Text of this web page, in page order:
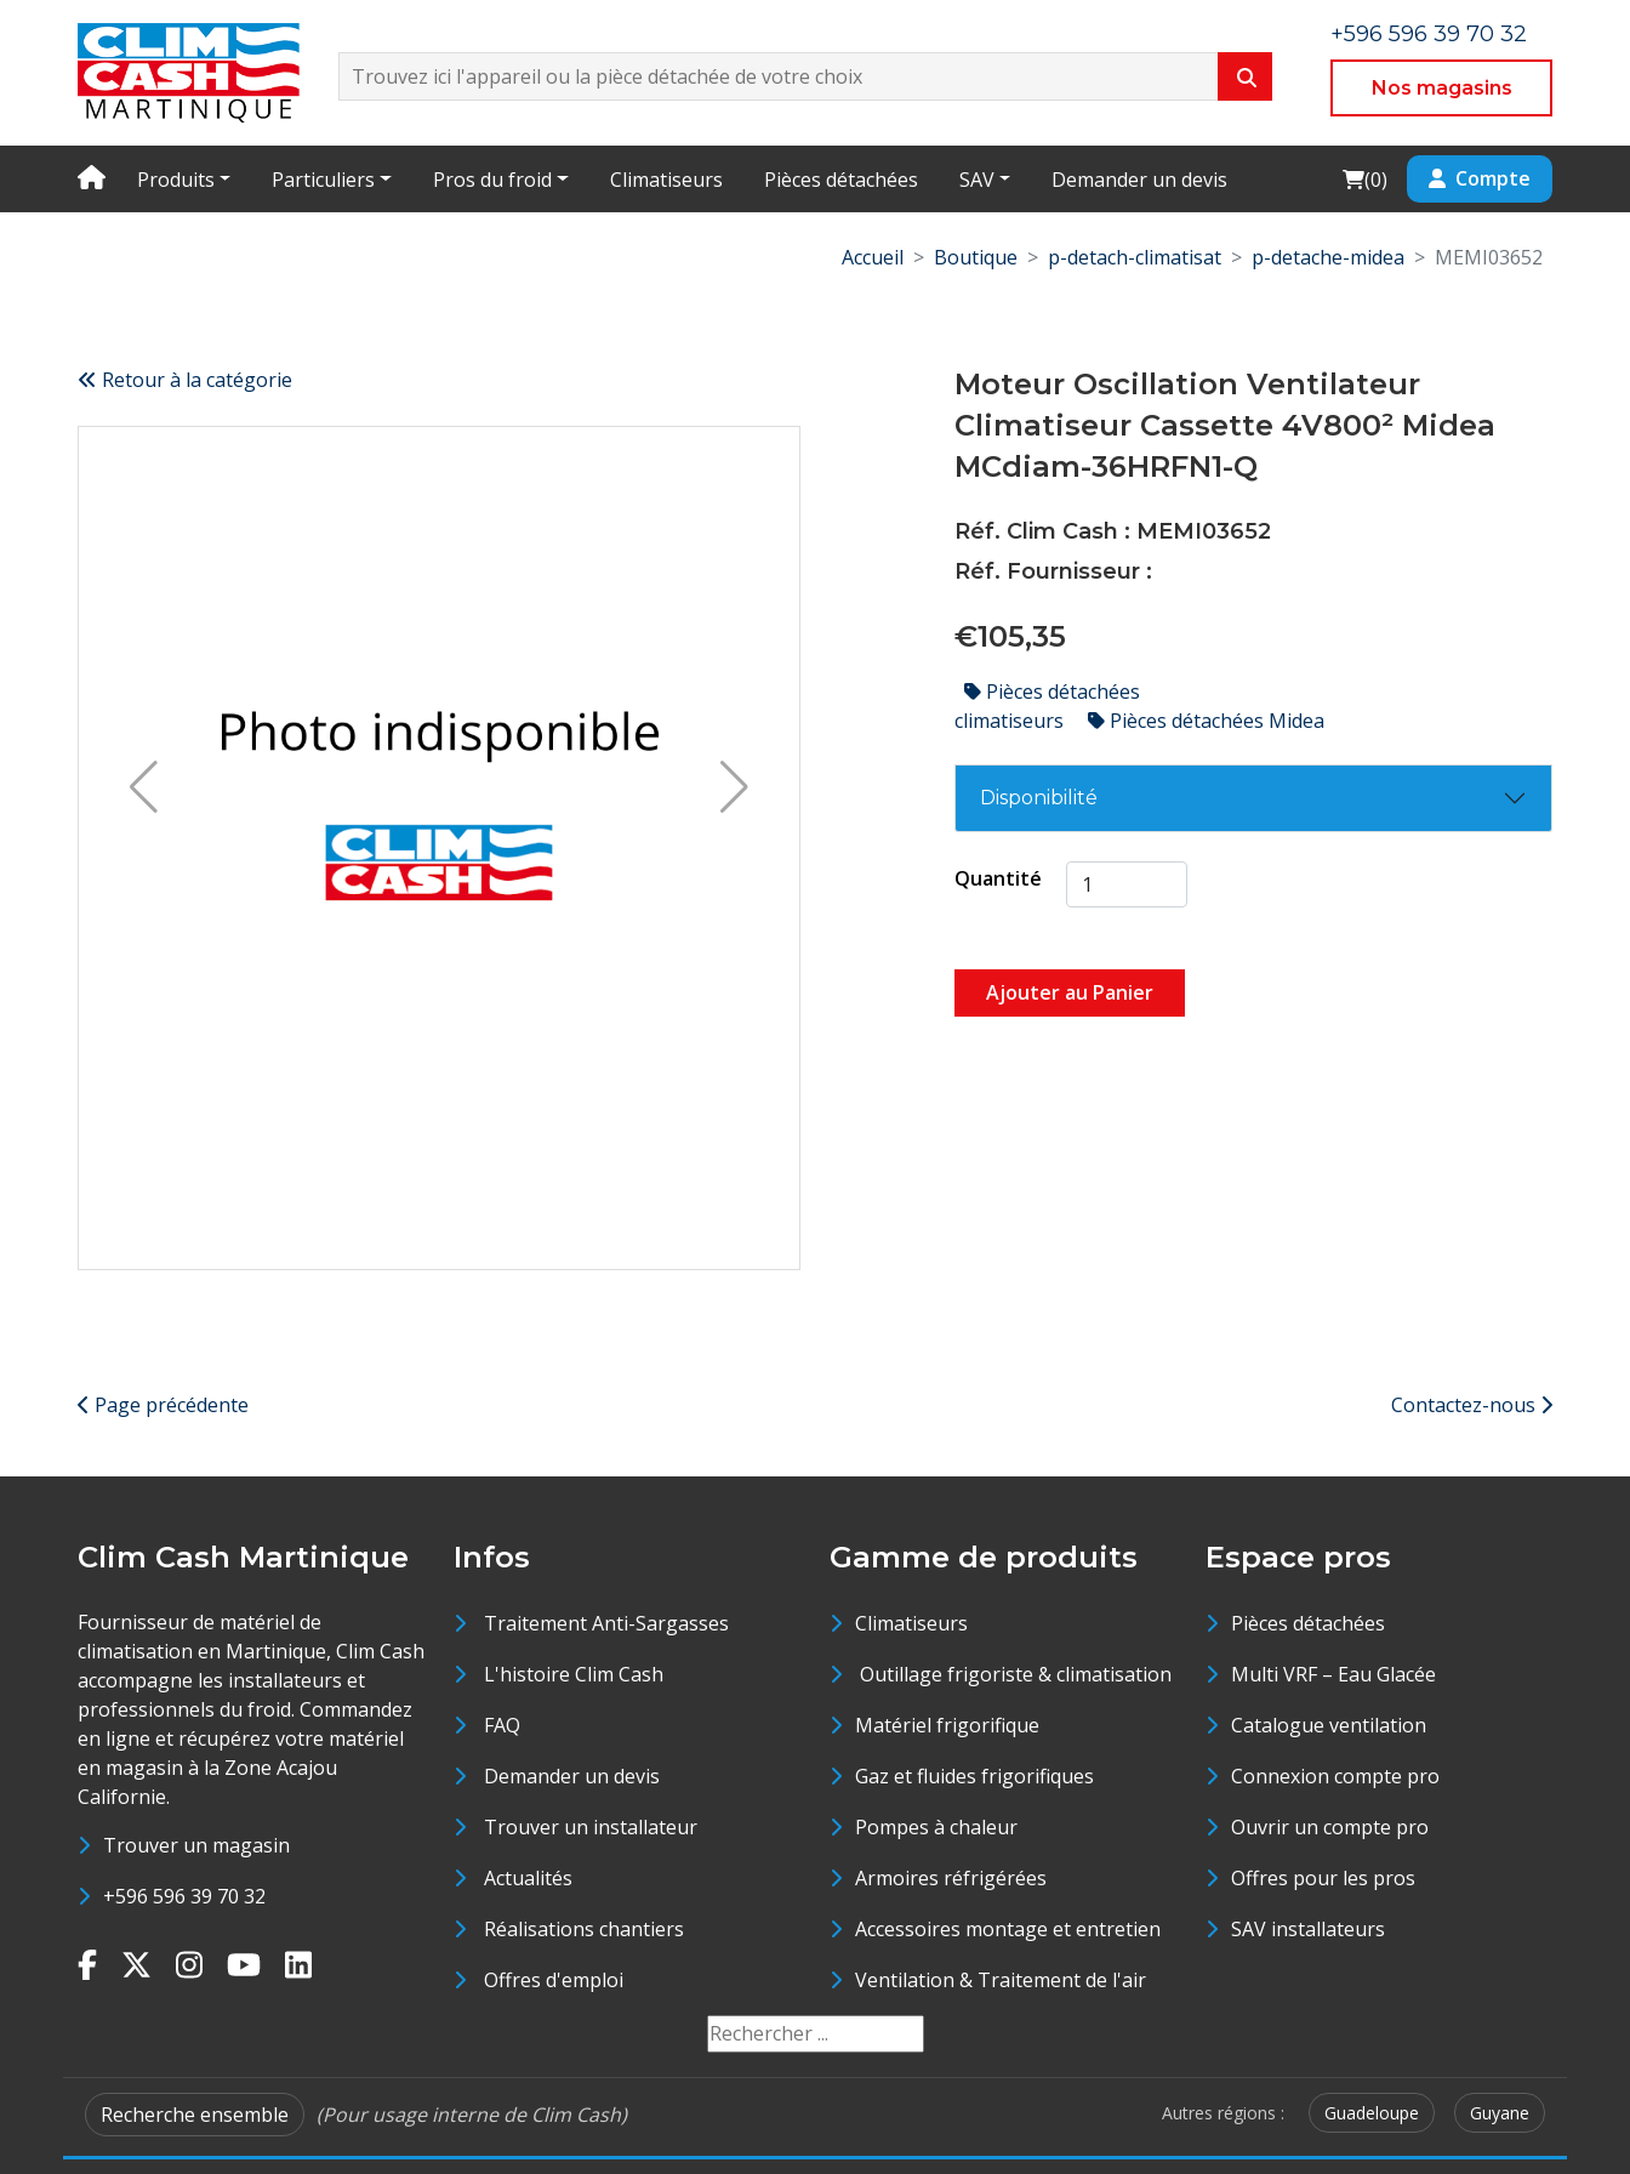
+596 596 39 70 32
Nos magasins
Produits Particuliers Pros du froid Climatiseurs Pièces détachées SAV Demander un devis Cart
(0) Compte
Accueil Boutique p-detach-climatisat p-detache-midea MEMI03652
Retour à la catégorie
Moteur Oscillation Ventilateur
Climatiseur Cassette 4V800² Midea
MCdiam-36HRFN1-Q
Réf. Clim Cash : MEMI03652
Réf. Fournisseur :
€105,35
Pièces détachées
climatiseurs
Pièces détachées Midea
Disponibilité
Quantité
Ajouter au Panier
Page précédente Contactez-nous
Clim Cash Martinique
Fournisseur de matériel de
climatisation en Martinique, Clim Cash
accompagne les installateurs et
professionnels du froid. Commandez
en ligne et récupérez votre matériel
en magasin à la Zone Acajou
Californie.
Trouver un magasin
+596 596 39 70 32
Infos
Traitement Anti-Sargasses
L'histoire Clim Cash
FAQ
Demander un devis
Trouver un installateur
Actualités
Réalisations chantiers
Offres d'emploi
Gamme de produits
Climatiseurs
Outillage frigoriste & climatisation
Matériel frigorifique
Gaz et fluides frigorifiques
Pompes à chaleur
Armoires réfrigérées
Accessoires montage et entretien
Ventilation & Traitement de l'air
Espace pros
Pièces détachées
Multi VRF – Eau Glacée
Catalogue ventilation
Connexion compte pro
Ouvrir un compte pro
Offres pour les pros
SAV installateurs
Recherche ensemble (Pour usage interne de Clim Cash) Autres régions : Guadeloupe Guyane